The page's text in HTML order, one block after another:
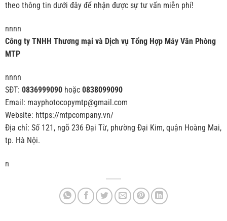
theo thông tin dưới đây để nhận được sự tư vấn miễn phí!
nnnn
Công ty TNHH Thương mại và Dịch vụ Tổng Hợp Máy Văn Phòng
MTP
nnnn
SĐT: 0836999090hoặc 0838099090
Email: mayphotocopymtp@gmail.com
Website: https://mtpcompany.vn/
Địa chỉ: Số 121, ngõ 236 Đại Từ, phường Đại Kim, quận Hoàng Mai,
tp. Hà Nội.
n